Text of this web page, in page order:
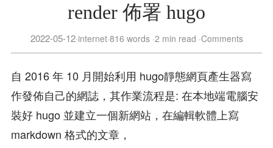
render 佈署 hugo
2022-05-12 internet 816 words 2 min read Comments
自 2016 年 10 月開始利用 hugo靜態網頁產生器寫
作發佈自己的網誌，其作業流程是: 在本地端電腦安
裝好 hugo 並建立一個新網站，在編輯軟體上寫
markdown 格式的文章，